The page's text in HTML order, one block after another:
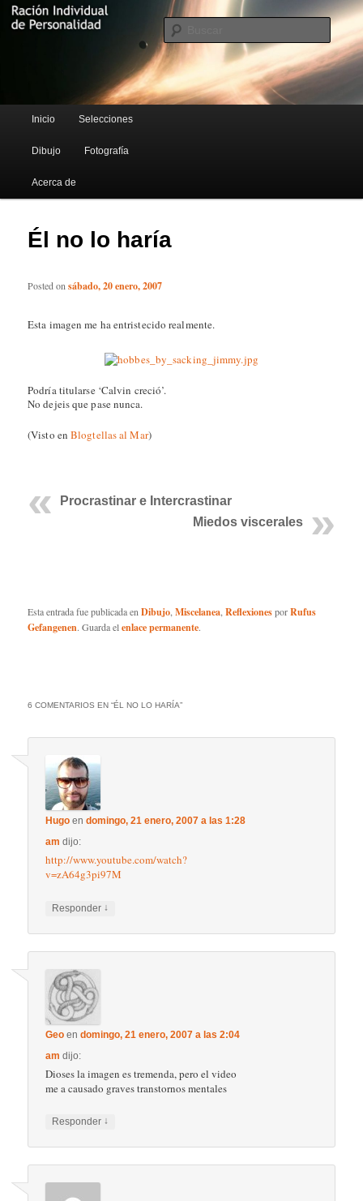
Ración Individual de Personalidad
Blog de Rufus Gefangenen
Buscar
Menú principal
Ir al contenido principal
Ir al contenido secundario
Inicio Selecciones
Dibujo Fotografía
Acerca de
Él no lo haría
Posted onsábado, 20 enero, 2007
Esta imagen me ha entristecido realmente.
Podría titularse ‘Calvin creció’.
No dejeis que pase nunca.
(Visto enBlogtellas al Mar)
Procrastinar e Intercrastinar
Miedos viscerales
Esta entrada fue publicada enDibujo,Miscelanea,ReflexionesporRufus
Gefangenen. Guarda elenlace permanente.
6 COMENTARIOS EN “ÉL NO LO HARÍA”
Hugo endomingo, 21 enero, 2007 a las 1:28
am dijo:
http://www.youtube.com/watch?
v=zA64g3pi97M
Responder ↓
Geo endomingo, 21 enero, 2007 a las 2:04
am dijo:
Dioses la imagen es tremenda, pero el video
me a causado graves transtornos mentales
Responder ↓